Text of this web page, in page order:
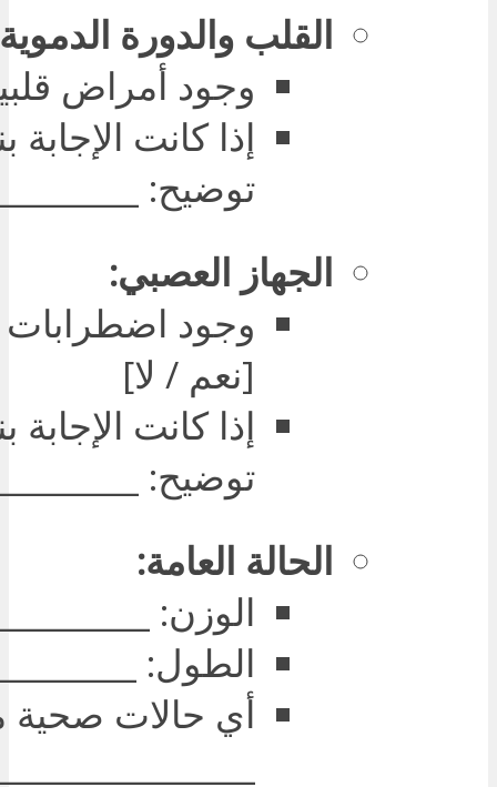
القلب والدورة
وجود أمراض
إذا كانت
توضيح:
الجهاز العصبي:
وجود
[نعم / لا]
إذا كانت
توضيح:
الحالة العامة:
الوزن:
الطول:
أي حالات صحية